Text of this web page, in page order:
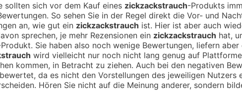
sollten sich vor dem Kauf eines zickzackstrauch-Produkts
So sehen Sie in der Regel direkt die Vor- und
an, wie gut ein zickzackstrauch ist. Hier ist aber auch
sprechen, je mehr Rezensionen ein zickzackstrauch hat,
Sie haben also noch wenige Bewertungen, liefern
wird vielleicht nur noch nicht lang genug auf
kommen, in Betracht zu ziehen. Auch bei den negativen
da es nicht den Vorstellungen des jeweiligen
Hören Sie nicht auf die Meinung anderer, sondern